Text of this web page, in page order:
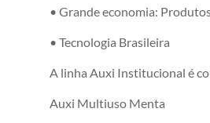
• Grande economia:
• Tecnologia Brasileira
A linha Auxi Institucional é
Auxi Multiuso Menta